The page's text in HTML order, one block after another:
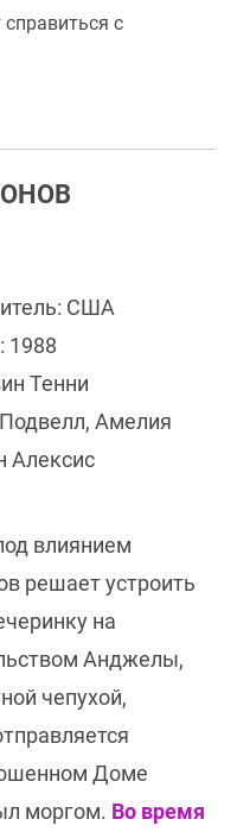
с
США
1988
Тенни
Амелия
Алексис
влиянием
решает устроить
на
Анджелы,
чепухой,
Доме
моргом. Во время